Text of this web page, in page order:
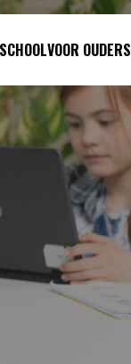
VOOR OUDERS